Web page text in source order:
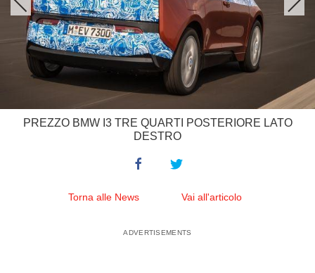
PREZZO BMW I3 TRE QUARTI POSTERIORE LATO
DESTRO
Torna alle News Vai all'articolo